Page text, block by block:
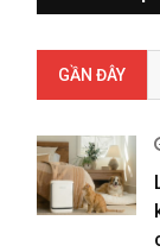
GẦN ĐÂY